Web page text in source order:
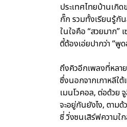
ประเทศไทยบ้านเกิ
กั๊ก รวมทั้งเรียนรู้กัน
ในใจคือ “สวยมาก
ตี้ต้องเอ่ยปากว่า “พูด
ถึงคิวอีกเพลงที่หลา
ซึ่งนอกจากเกาหลีใ
เมนโวคอล, ต่อด้วย
จะอยู่กันยังไง, ตาม
ซี่ วิ่งซนเสิร์ฟความใ